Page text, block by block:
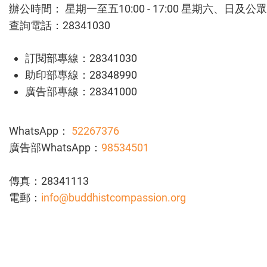
辦公時間： 星期一至五10:00 - 17:00 星期六、日及公
查詢電話：28341030
訂閱部專線：28341030
助印部專線：28348990
廣告部專線：28341000
WhatsApp： 52267376
廣告部WhatsApp： 98534501
傳真：28341113
電郵： info@buddhistcompassion.org